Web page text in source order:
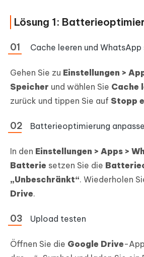
Lösung 1:
Cache leeren und
Gehen Sie zu Einstellungen >
Speicher und wählen Sie Cache
zurück und tippen Sie auf Stopp
Batterieoptimierung
In den Einstellungen > Apps >
Batterie setzen Sie die
„Unbeschränkt“. Wiederholen
Drive.
Upload testen
Öffnen Sie die Google Drive-